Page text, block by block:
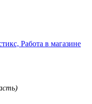
Работа в магазине